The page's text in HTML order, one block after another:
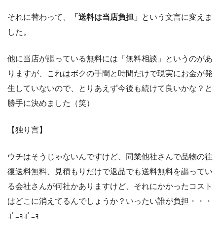
それに替わって、 「送料は当店負担」 という文言に変えま
した。
他に当店が謳っている無料には「無料相談」というのがあ
りますが、これはボクの手間と時間だけで現実にお金が発
生していないので、とりあえず今後も続けて良いかな？と
勝手に決めました（笑）
【独り言】
ウチはそうじゃないんですけど、同業他社さんで品物の往
復送料無料、見積もりだけで返品でも送料無料を謳ってい
る会社さんが何社かありますけど、それにかかったコスト
はどこに消えてるんでしょうか？いったい誰が負担・・・
ｺﾞﾆｮｺﾞﾆｮ